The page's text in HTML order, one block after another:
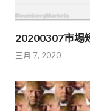
20200307市場
三月 7, 2020